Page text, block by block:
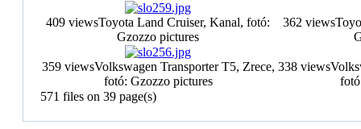
409 viewsToyota Land Cruiser, Kanal, fotó:
Gzozzo pictures
362 views
359 viewsVolkswagen Transporter T5, Zrece,
fotó: Gzozzo pictures
338 views
571 files on 39 page(s)